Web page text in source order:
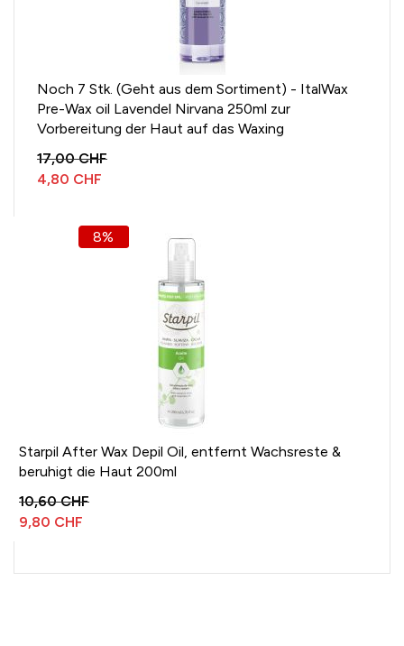
Noch 7 Stk. (Geht aus dem Sortiment) - ItalWax
Pre-Wax oil Lavendel Nirvana 250ml zur
Vorbereitung der Haut auf das Waxing
4,80 CHF
17,00 CHF
8%
Starpil After Wax Depil Oil, entfernt Wachsreste &
beruhigt die Haut 200ml
9,80 CHF
10,60 CHF